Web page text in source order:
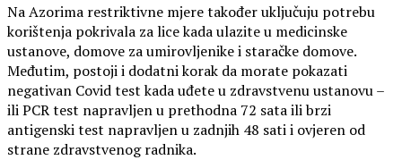
Na Azorima restriktivne mjere također uključuju potrebu
korištenja pokrivala za lice kada ulazite u medicinske
ustanove, domove za umirovljenike i staračke domove.
Međutim, postoji i dodatni korak da morate pokazati
negativan Covid test kada uđete u zdravstvenu ustanovu –
ili PCR test napravljen u prethodna 72 sata ili brzi
antigenski test napravljen u zadnjih 48 sati i ovjeren od
strane zdravstvenog radnika.